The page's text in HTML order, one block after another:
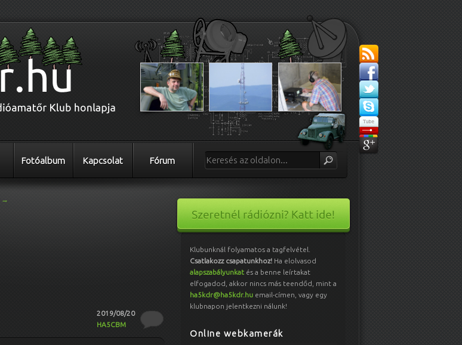
Fotóalbum Kapcsolat Fórum
→
2019/08/20
HA5CBM
Klubunknál folyamatos a tagfelvétel.
Csatlakozz csapatunkhoz! Ha elolvasod
alapszabályunkat és a benne leírtakat
elfogadod, akkor nincs más teendőd, mint a
ha5kdr@ha5kdr.hu email-címen, vagy egy
klubnapon jelentkezni nálunk!
Online webkamerák